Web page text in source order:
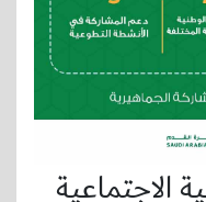
الاجتماعية